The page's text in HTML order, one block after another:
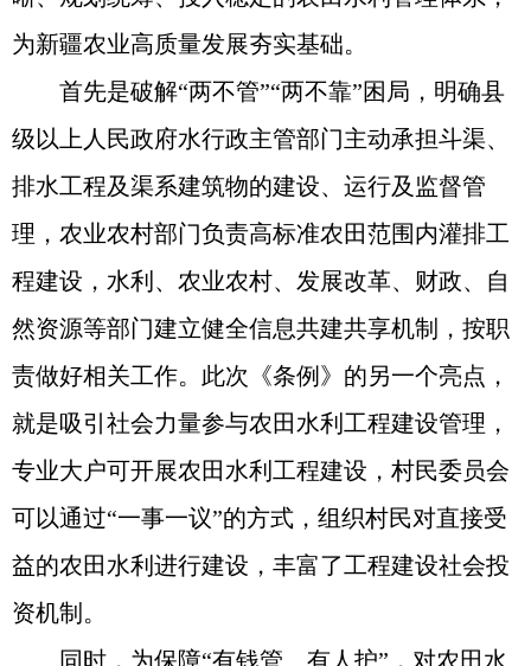
为新疆农业高质量发展夯实基础。
首先是破解“两不管”“两不靠”困局，明确县
级以上人民政府水行政主管部门主动承担斗渠、
排水工程及渠系建筑物的建设、运行及监督管
理，农业农村部门负责高标准农田范围内灌排工
程建设，水利、农业农村、发展改革、财政、自
然资源等部门建立健全信息共建共享机制，按职
责做好相关工作。此次《条例》的另一个亮点，
就是吸引社会力量参与农田水利工程建设管理，
专业大户可开展农田水利工程建设，村民委员会
可以通过“一事一议”的方式，组织村民对直接受
益的农田水利进行建设，丰富了工程建设社会投
资机制。
同时，为保障“有钱管、有人护”，对农田水